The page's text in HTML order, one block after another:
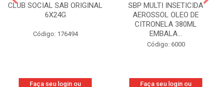
CLUB SOCIAL SAB ORIGINAL
6X24G
Código: 176494
Faça seu login ou
SBP MULTI INSETICIDA
AEROSSOL OLEO DE
CITRONELA 380ML
EMBALA...
Código: 6000
Faça seu login ou